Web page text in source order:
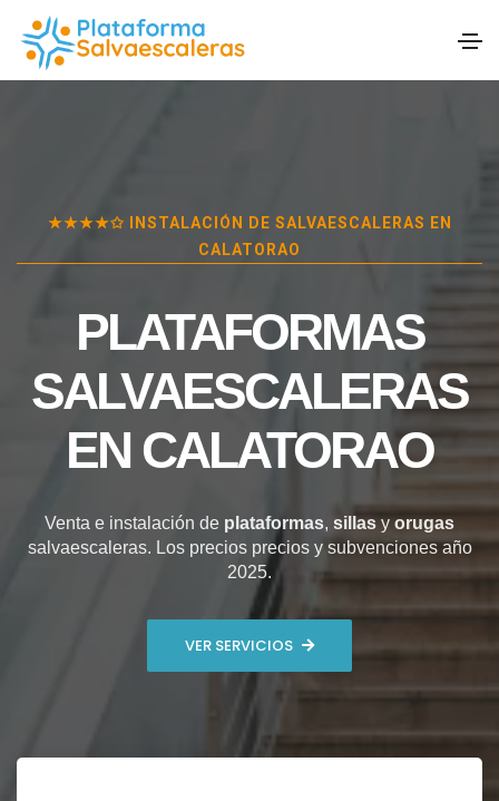
★★★★✩ INSTALACIÓN DE SALVAESCALERAS EN
CALATORAO
PLATAFORMAS
SALVAESCALERAS
EN CALATORAO
Venta e instalación de plataformas, sillas y orugas
salvaescaleras. Los precios precios y subvenciones año
2025.
VER SERVICIOS